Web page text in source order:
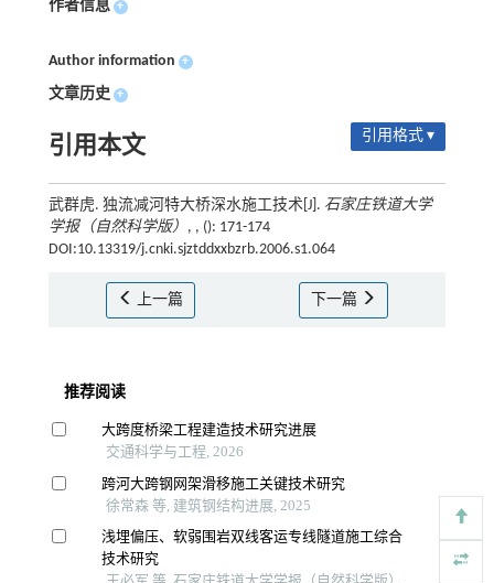
作者信息 +
Author information +
文章历史 +
引用本文 引用格式 ▾
武群虎. 独流减河特大桥深水施工技术[J]. 石家庄铁道大学
学报（自然科学版） , , (): 171-174
DOI:10.13319/j.cnki.sjztddxxbzrb.2006.s1.064
上一篇 下一篇